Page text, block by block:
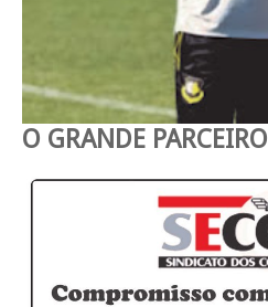
O GRANDE PARCEIRO